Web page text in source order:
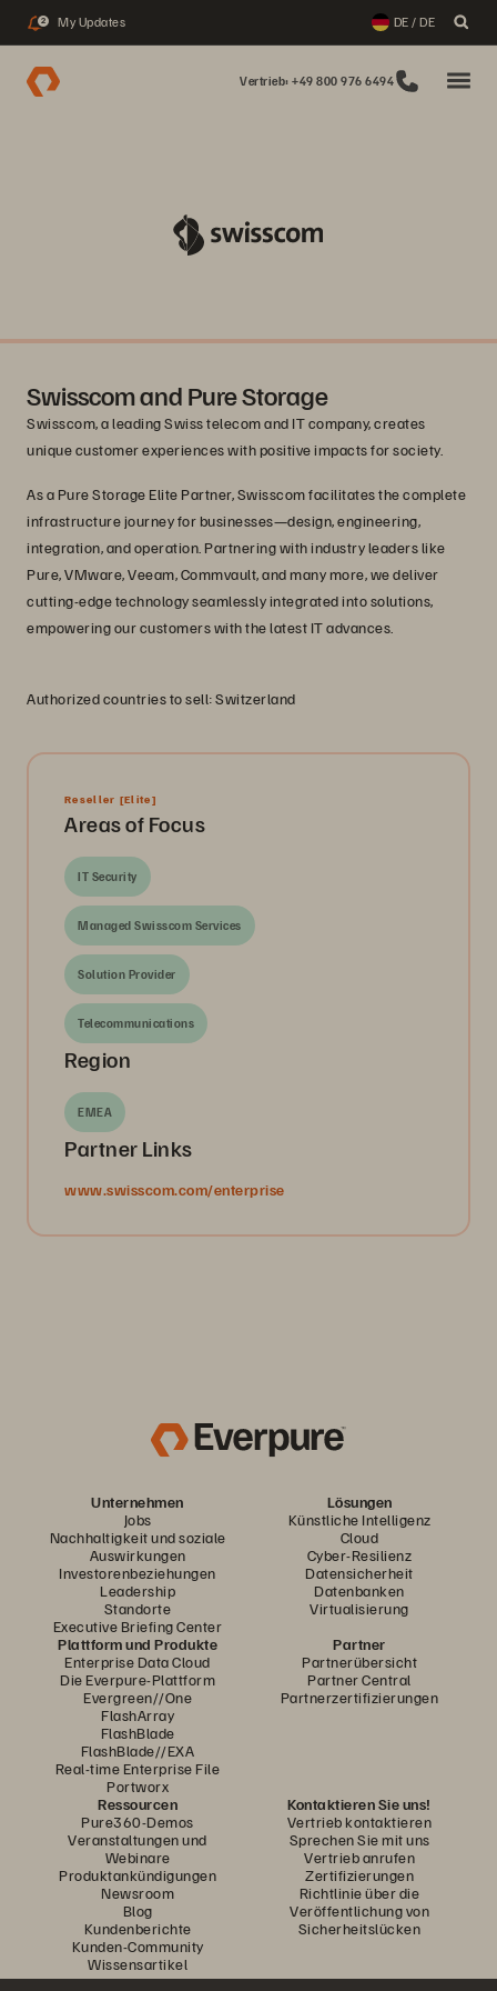
2 My Updates DE / DE
Vertrieb: +49 800 976 6494
Swisscom and Pure Storage
Swisscom, a leading Swiss telecom and IT company, creates
unique customer experiences with positive impacts for society.
As a Pure Storage Elite Partner, Swisscom facilitates the complete
infrastructure journey for businesses—design, engineering,
integration, and operation. Partnering with industry leaders like
Pure, VMware, Veeam, Commvault, and many more, we deliver
cutting-edge technology seamlessly integrated into solutions,
empowering our customers with the latest IT advances.
Authorized countries to sell: Switzerland
Reseller [Elite]
Areas of Focus
IT Security
Managed Swisscom Services
Solution Provider
Telecommunications
Region
EMEA
Partner Links
www.swisscom.com/enterprise
Unternehmen
Jobs
Nachhaltigkeit und soziale
Auswirkungen
Investorenbeziehungen
Leadership
Standorte
Executive Briefing Center
Lösungen
Künstliche Intelligenz
Cloud
Cyber-Resilienz
Datensicherheit
Datenbanken
Virtualisierung
Plattform und Produkte
Enterprise Data Cloud
Die Everpure-Plattform
Evergreen//One
FlashArray
FlashBlade
FlashBlade//EXA
Real-time Enterprise File
Portworx
Partner
Partnerübersicht
Partner Central
Partnerzertifizierungen
Ressourcen
Pure360-Demos
Veranstaltungen und
Webinare
Produktankündigungen
Newsroom
Blog
Kundenberichte
Kunden-Community
Wissensartikel
Kontaktieren Sie uns!
Vertrieb kontaktieren
Sprechen Sie mit uns
Vertrieb anrufen
Zertifizierungen
Richtlinie über die
Veröffentlichung von
Sicherheitslücken